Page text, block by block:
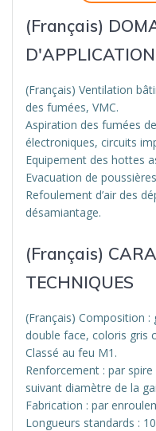
(Français)
D'APPLICATION
(Français) Ventilation
des fumées, VMC.
Aspiration des fumées
électroniques, circuits
Equipement des hottes
Evacuation de
Refoulement d’air des
désamiantage.
(Français)
TECHNIQUES
(Français) Composition :
double face, coloris gris
Classé au feu M1.
Renforcement : par
suivant diamètre de la
Fabrication : par
Longueurs standards :